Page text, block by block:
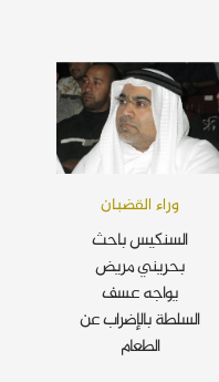
وراء القضبان
السنكيس باحث
بحريني مريض
يواجه عسف
السلطة بالإضراب عن
الطعام